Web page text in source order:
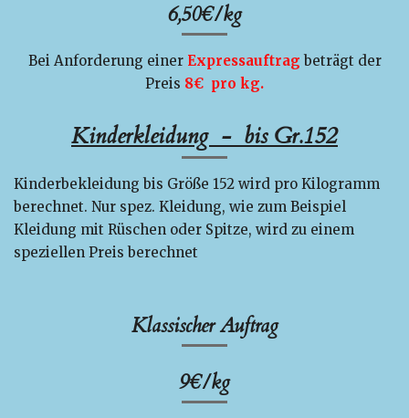
6,50€/kg
Bei Anforderung einer Expressauftrag beträgt der
Preis 8€ pro kg.
Kinderkleidung - bis Gr.152
Kinderbekleidung bis Größe 152 wird pro Kilogramm
berechnet. Nur spez. Kleidung, wie zum Beispiel
Kleidung mit Rüschen oder Spitze, wird zu einem
speziellen Preis berechnet
Klassischer Auftrag
9€/kg